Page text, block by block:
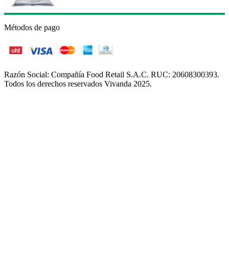
Métodos de pago
Razón Social: Compañía Food Retail S.A.C. RUC: 20608300393.
Todos los derechos reservados Vivanda 2025.